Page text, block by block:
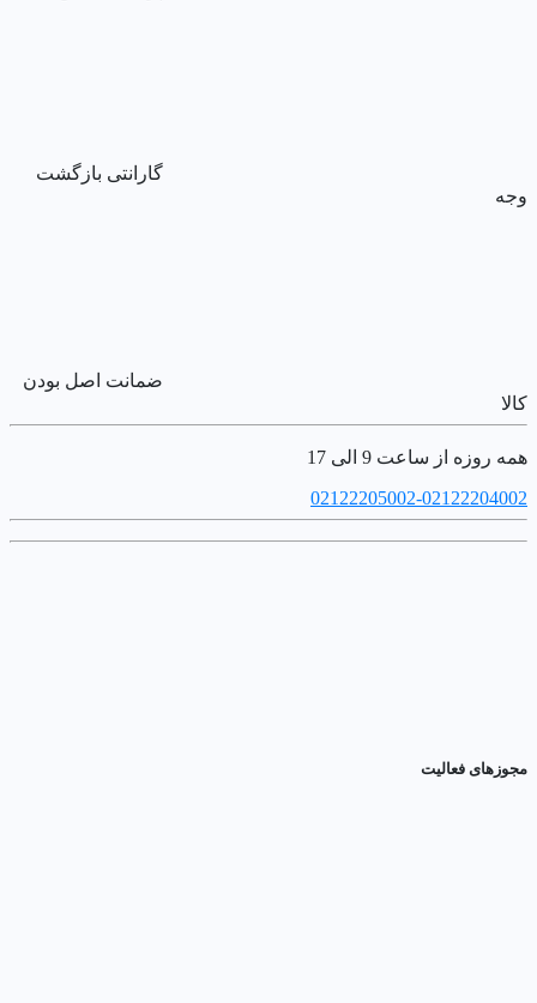
گارانتی بازگشت
وجه
ضمانت اصل بودن
کالا
همه روزه از ساعت 9 الی 17
02122205002-02122204002
مجوزهای فعالیت